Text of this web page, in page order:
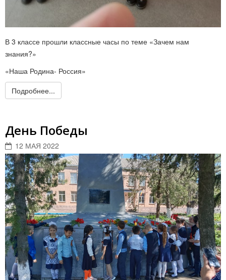
В 3 классе прошли классные часы по теме «Зачем нам
знания?»
«Наша Родина- Россия»
Подробнее...
День Победы
12 МАЯ 2022